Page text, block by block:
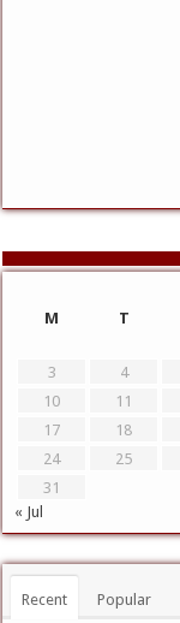
M
T
3
4
10
11
17
18
24
25
31
« Jul
Recent Popular